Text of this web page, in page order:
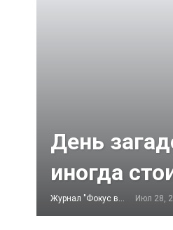
День
иногда
Журнал "Фокус внимания" Июл 28,